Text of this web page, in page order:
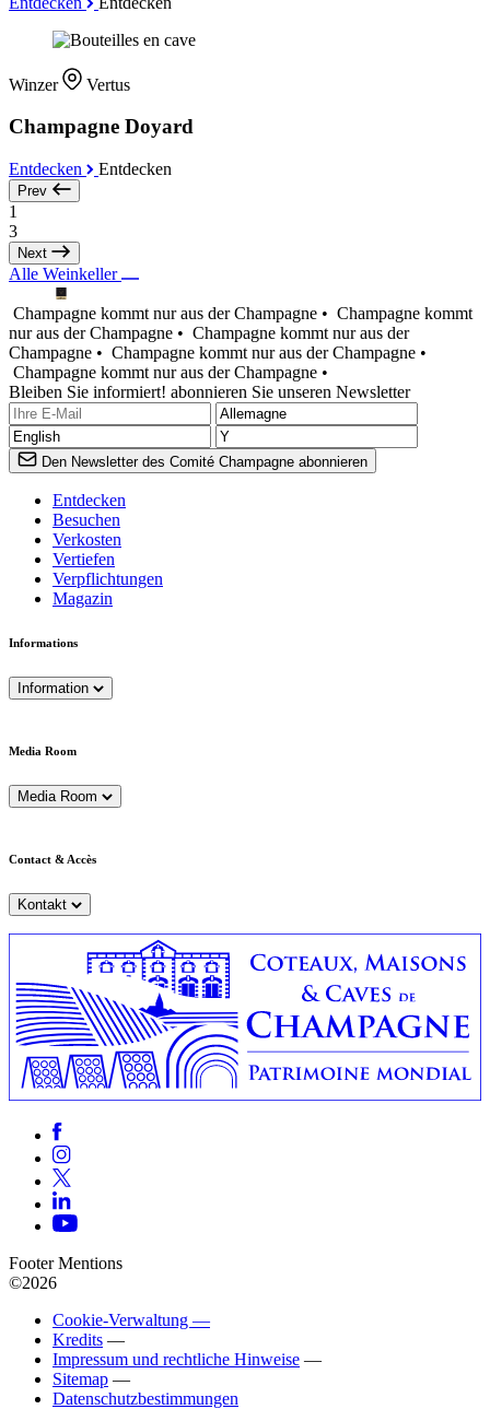
Winzer Vertus
Champagne Doyard
Entdecken Entdecken
Prev
1
3
Next
Alle Weinkeller
Champagne kommt nur aus der Champagne • Champagne kommt
nur aus der Champagne • Champagne kommt nur aus der
Champagne • Champagne kommt nur aus der Champagne •
Champagne kommt nur aus der Champagne •
Bleiben Sie informiert! abonnieren Sie unseren Newsletter
Den Newsletter des Comité Champagne abonnieren
Entdecken
Besuchen
Verkosten
Vertiefen
Verpflichtungen
Magazin
Informations
Information
Media Room
Media Room
Contact & Accès
Kontakt
Footer Mentions
©2026
Cookie-Verwaltung —
Kredits —
Impressum und rechtliche Hinweise —
Sitemap —
Datenschutzbestimmungen